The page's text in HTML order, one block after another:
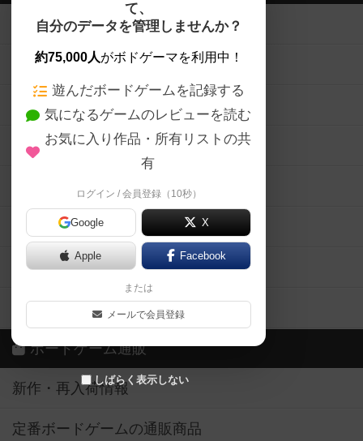
て、
自分のデータを管理しませんか？
約75,000人がボドゲーマを利用中！
遊んだボードゲームを記録する
気になるゲームのレビューを読む
お気に入り作品・所有リストの共
有
ログイン / 会員登録（10秒）
Google X
Apple Facebook
または
メールで会員登録
しばらく表示しない
ボードゲームを検索する
ボードゲームの新着レビュー
ボードゲーム会情報
メカニクス特集
掲示板・トピックス
ボドとも・会員一覧
ボードゲーム業界コラム
ボドゲーマご利用案内
ボードゲーム通販
新作・再入荷情報
定番ボードゲームの通販商品